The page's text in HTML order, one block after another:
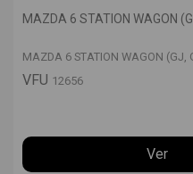
MAZDA 6 STATION WAGON
MAZDA 6 STATION WAGON (GJ,
VFU 12656
Ver